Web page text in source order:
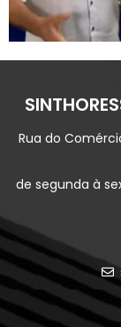
Rua do
de segunda à